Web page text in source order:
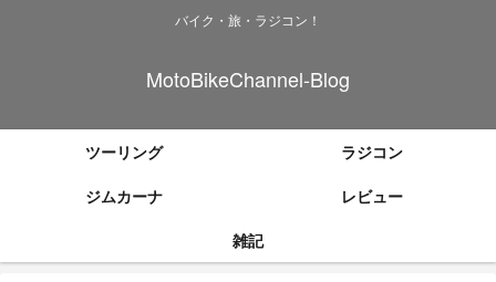
バイク・旅・ラジコン！
MotoBikeChannel-Blog
ツーリング
ラジコン
ジムカーナ
レビュー
雑記